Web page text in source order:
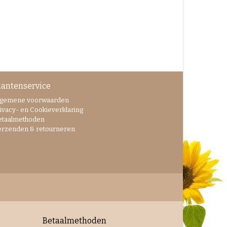
voorwaarden
en Cookieverklaring
& retourneren
Betaalmethoden